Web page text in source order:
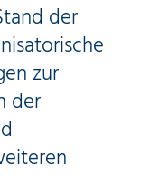
der
zur
der